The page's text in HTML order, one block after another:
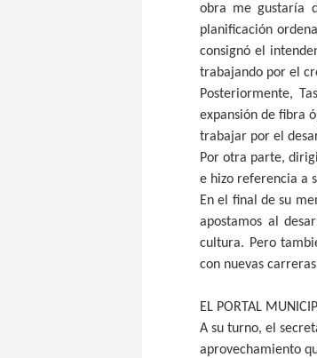
obra me gustaría
planificación
consignó el
trabajando por el
Posteriormente,
expansión de fibra
trabajar por el
Por otra parte,
e hizo referencia a
En el final de su
apostamos al
cultura. Pero
con nuevas
EL PORTAL
A su turno, el
aprovechamiento